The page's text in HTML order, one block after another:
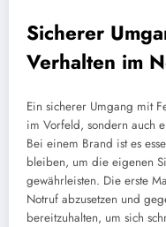
Sicherer
Verhalten im
Ein sicherer Umgang mit
im Vorfeld, sondern auch
Bei einem Brand ist es
bleiben, um die eigenen
gewährleisten. Die erste
Notruf abzusetzen und
bereitzuhalten, um sich